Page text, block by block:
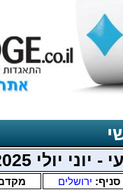
יולי 2025
סניף: ירושלים